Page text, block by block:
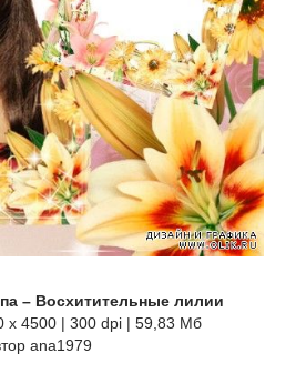
– Восхитительные лилии
х 4500 | 300 dpi | 59,83 Мб
ana1979